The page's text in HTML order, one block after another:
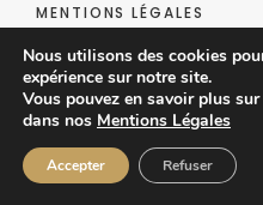
MENTIONS LÉGALES
NOUS CONTACTER
SHOPPING
Nous utilisons des cookies
expérience sur notre site.
Vous pouvez en savoir plus
dans nos Mentions Légales
Accepter Refuser